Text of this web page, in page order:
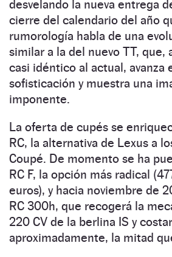
desvelando la nueva entrega
cierre del calendario del año
rumorología habla de una
similar a la del nuevo TT, que,
casi idéntico al actual, avanza
sofisticación y muestra una
imponente.
La oferta de cupés se
RC, la alternativa de Lexus a
Coupé. De momento se ha
RC F, la opción más radical
euros), y hacia noviembre de
RC 300h, que recogerá la
220 CV de la berlina IS y
aproximadamente, la mitad